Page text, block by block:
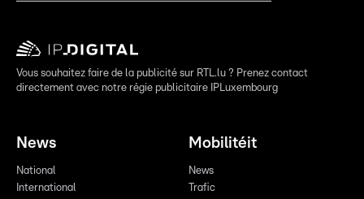
Vous souhaitez faire de la publicité sur RTL.lu ? Prenez contact
directement avec notre régie publicitaire IPLuxembourg
News
National
International
Mobilitéit
News
Trafic